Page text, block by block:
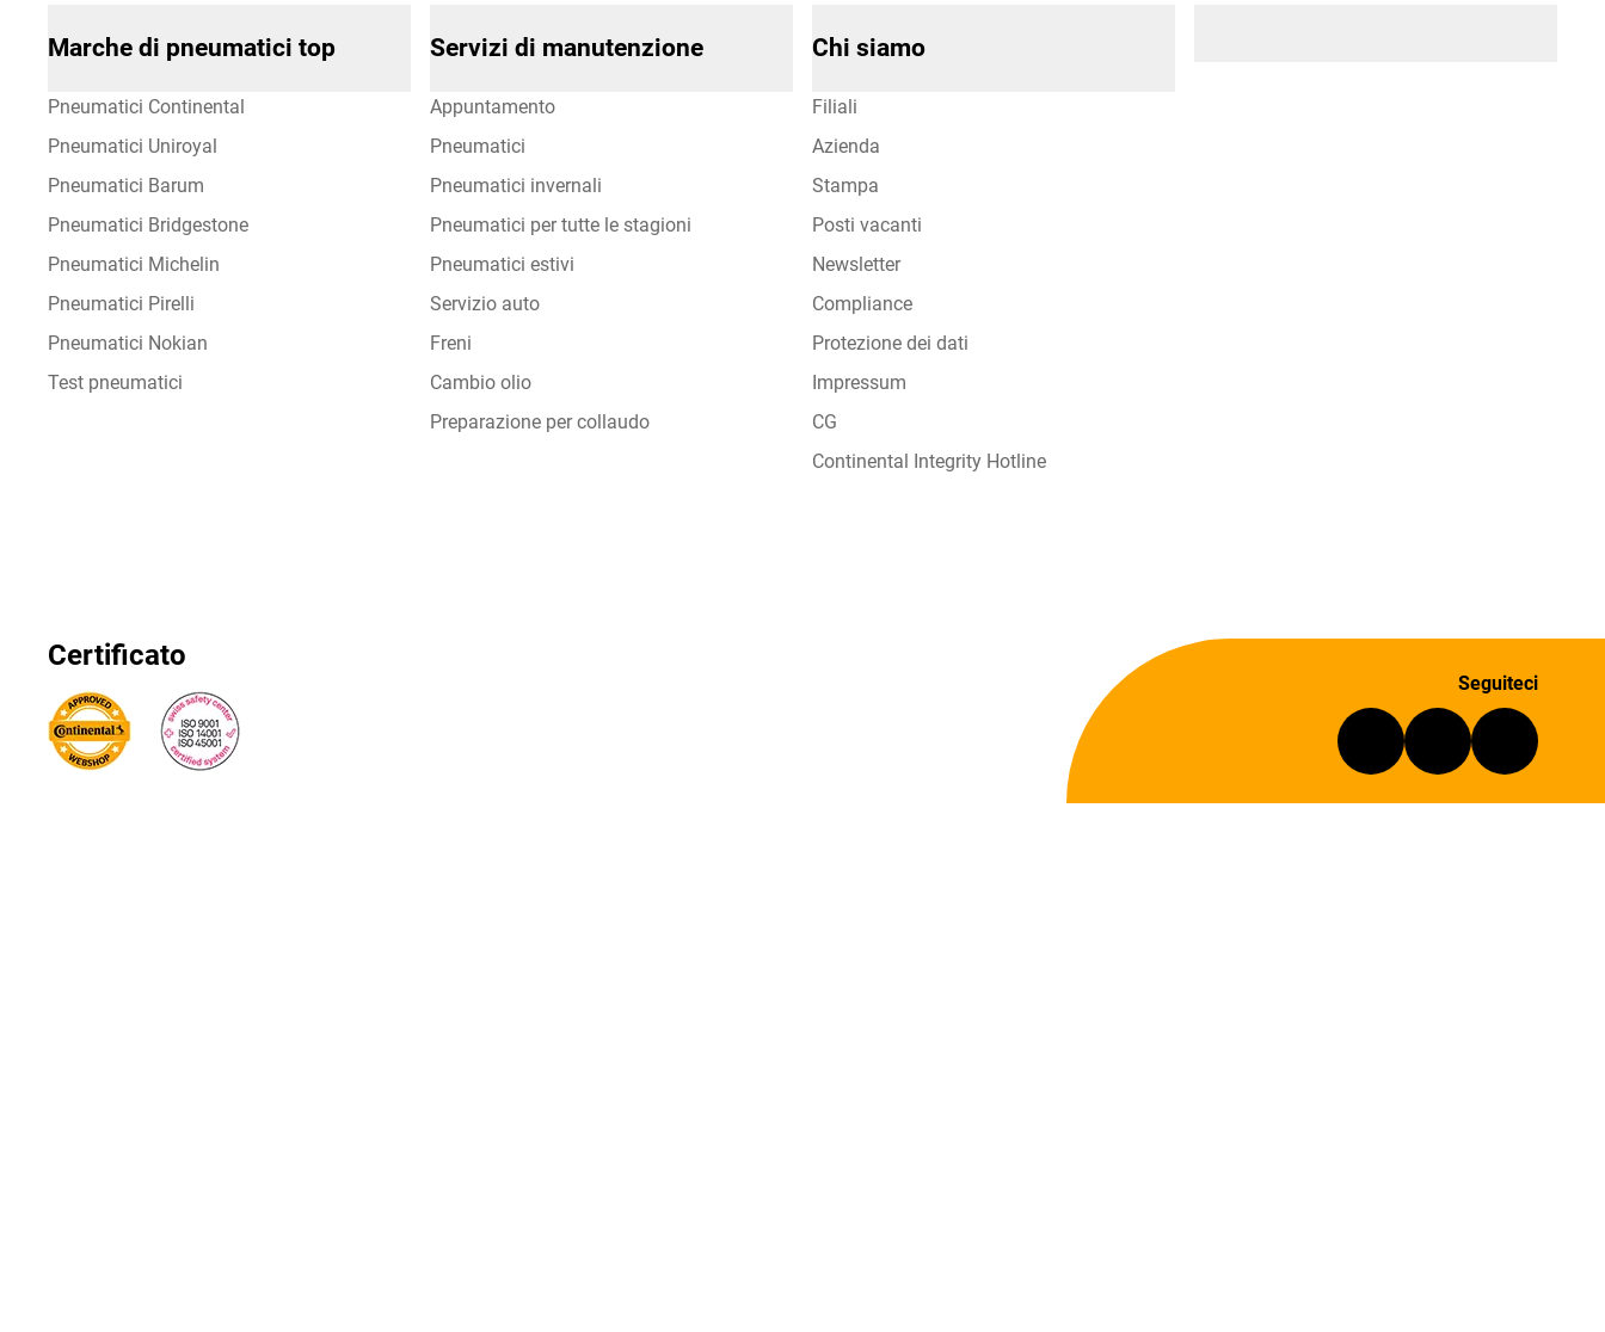
Marche di pneumatici top
Pneumatici Continental
Pneumatici Uniroyal
Pneumatici Barum
Pneumatici Bridgestone
Pneumatici Michelin
Pneumatici Pirelli
Pneumatici Nokian
Test pneumatici
Servizi di manutenzione
Appuntamento
Pneumatici
Pneumatici invernali
Pneumatici per tutte le stagioni
Pneumatici estivi
Servizio auto
Freni
Cambio olio
Preparazione per collaudo
Chi siamo
Filiali
Azienda
Stampa
Posti vacanti
Newsletter
Compliance
Protezione dei dati
Impressum
CG
Continental Integrity Hotline
Certificato
Seguiteci